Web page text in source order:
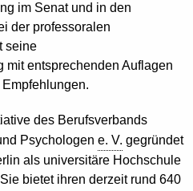
im Senat und in den
der professoralen
seine
entsprechenden Auflagen
des Berufsverbands
Psychologen e. V. gegründet
als universitäre Hochschule
bietet ihren derzeit rund 640